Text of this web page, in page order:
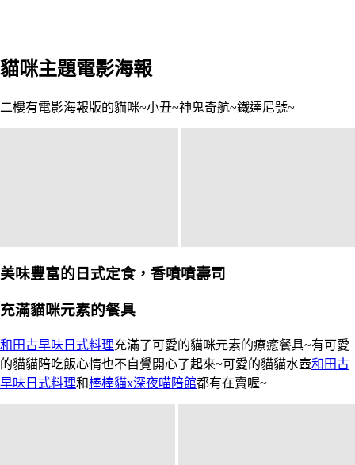
貓咪主題電影海報
二樓有電影海報版的貓咪~小丑~神鬼奇航~鐵達尼號~
美味豐富的日式定食，香噴噴壽司
充滿貓咪元素的餐具
和田古早味日式料理充滿了可愛的貓咪元素的療癒餐具~有可愛
的貓貓陪吃飯心情也不自覺開心了起來~可愛的貓貓水壺和田古
早味日式料理和棒棒貓x深夜喵陪館都有在賣喔~